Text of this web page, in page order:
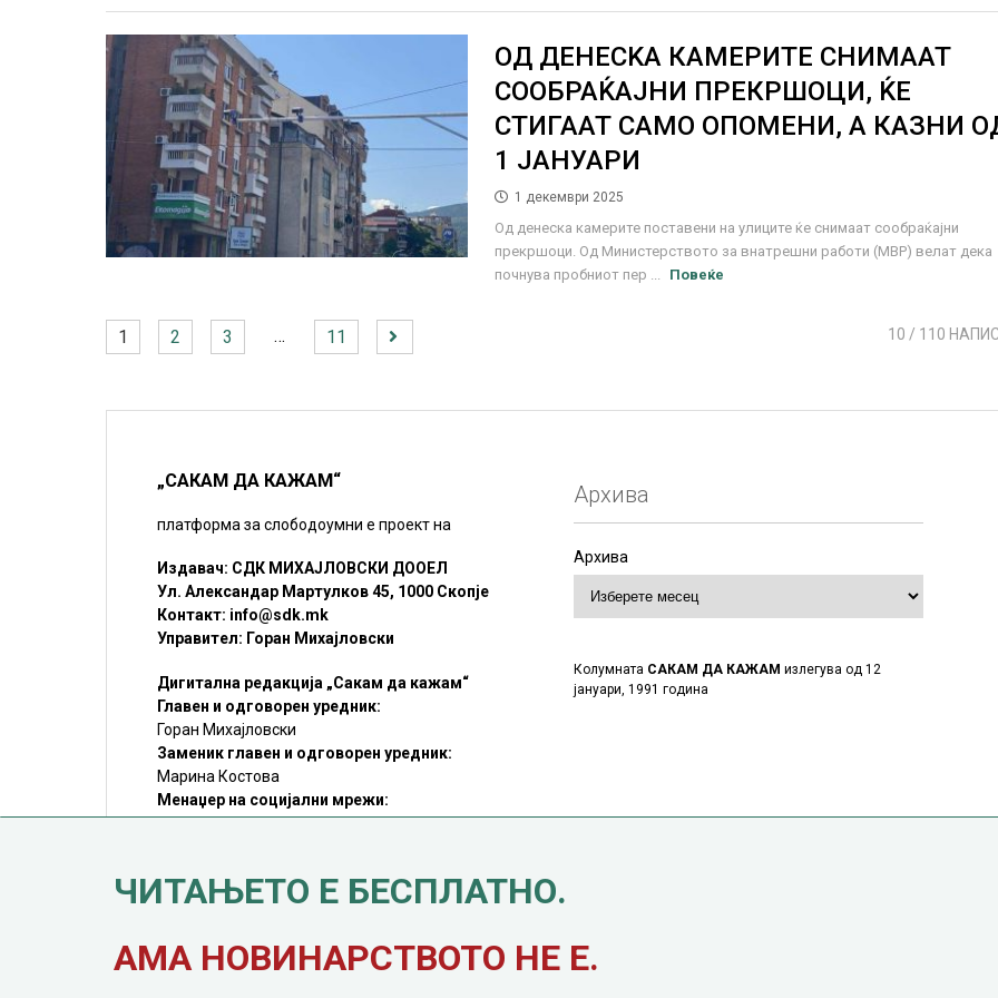
ОД ДЕНЕСKA КАМЕРИТЕ СНИМААТ
СООБРАЌАЈНИ ПРЕКРШОЦИ, ЌЕ
СТИГААТ САМО ОПОМЕНИ, А КАЗНИ
1 ЈАНУАРИ
1 декември 2025
Од денеска камерите поставени на улиците ќе снимаат сообраќајни
прекршоци. Од Министерството за внатрешни работи (МВР) велат дека
почнува пробниот пер ...
Повеќе
1 2 3 … 11 10 / 110
„САКАМ ДА КАЖАМ“
платформа за слободоумни е проект на
Издавач: СДК МИХАЈЛОВСКИ ДООЕЛ
Ул. Александар Мартулков 45, 1000 Скопје
Контакт: info@sdk.mk
Управител: Горан Михајловски
Дигитална редакција „Сакам да кажам“
Главен и одговорен уредник:
Горан Михајловски
Заменик главен и одговорен уредник:
Марина Костова
Менаџер на социјални мрежи:
Мирослав Илиоски
©SDK.MK Крадењето авторски текстови е казниво со закон.
Преземањето на авторски содржини (текстови) од оваа
Архива
Архива
Колумната САКАМ ДА КАЖАМ излегува од 12
јануари, 1991 година
ЧИТАЊЕТО Е БЕСПЛАТНО.
АМА НОВИНАРСТВОТО НЕ Е.